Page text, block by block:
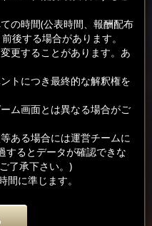
の時間(公表時間、報酬配布
後する場合があります。
更することがあります。あ
トにつき最終的な解釈権を
ム画面とは異なる場合がご
ある場合には運営チームに
するとデータが確認できな
了承下さい。)
に準じます。